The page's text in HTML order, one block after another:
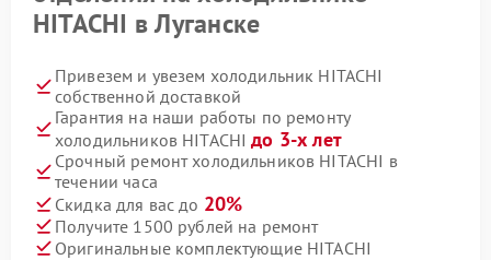
HITACHI в Луганске
Привезем и увезем холодильник HITACHI
собственной доставкой
Гарантия на наши работы по ремонту
холодильников HITACHIдо 3-х лет
Срочный ремонт холодильников HITACHI в
течении часа
Скидка для вас до 20%
Получите 1500 рублей на ремонт
Оригинальные комплектующие HITACHI